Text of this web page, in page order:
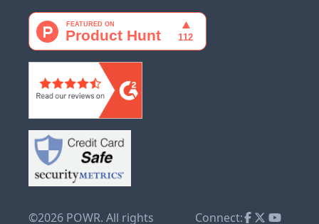
©2026 POWR. All rights Connect: